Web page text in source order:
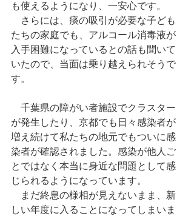
も使えるようになり、一安心です。
さらには、痰の吸引が必要な子ども
たちの家庭でも、アルコール消毒液が
入手困難になっているとの話も聞いて
いたので、当面は乗り越えられそうで
す。
千葉県の障がい者施設でクラスター
が発生したり、京都でも日々感染者が
増え続けて私たちの地元でもついに感
染者が確認されました。感染が他人ご
とではなく本当に身近な問題として感
じられるようになっています。
まだ終息の様相が見えないまま、新
しい年度に入ることになってしまいま